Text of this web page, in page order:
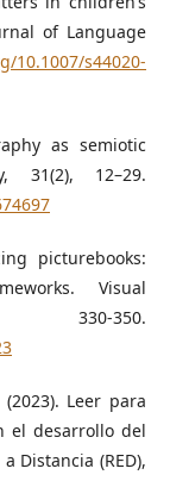
of Language
10.1007/s44020-
as semiotic
31(2), 12–29.
picturebooks:
Visual
330-350.
Leer para
el desarrollo del
Distancia (RED),